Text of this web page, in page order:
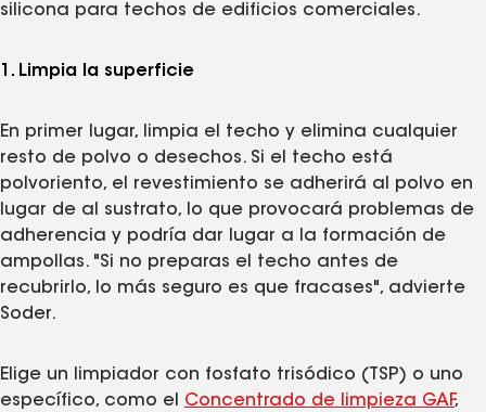
silicona para techos de edificios comerciales.
1. Limpia la superficie
En primer lugar, limpia el techo y elimina cualquier
resto de polvo o desechos. Si el techo está
polvoriento, el revestimiento se adherirá al polvo en
lugar de al sustrato, lo que provocará problemas de
adherencia y podría dar lugar a la formación de
ampollas. "Si no preparas el techo antes de
recubrirlo, lo más seguro es que fracases", advierte
Soder.
Elige un limpiador con fosfato trisódico (TSP) o uno
específico, como el Concentrado de limpieza GAF,